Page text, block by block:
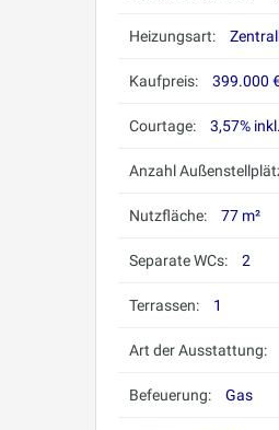
Heizungsart:
Kaufpreis: 399.000
Courtage: 3,57%
Anzahl
Nutzfläche: 77 m²
Separate WCs: 2
Terrassen: 1
Art der Ausstattung:
Befeuerung: Gas